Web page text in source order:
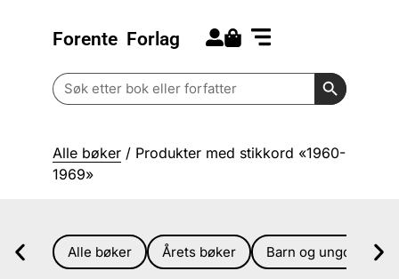
Forente Forlag
Search
for:
Search
Alle bøker / Produkter med stikkord «1960-
1969»
Alle bøker Årets bøker Barn og ungdom